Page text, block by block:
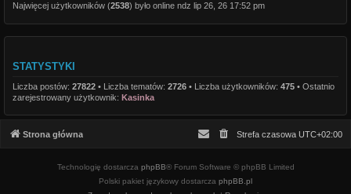
Najwięcej użytkowników (2538) było online ndz lip 26, 26 17:52 pm
STATYSTYKI
Liczba postów: 27822 • Liczba tematów: 2726 • Liczba użytkowników: 475 • Ostatnio
zarejestrowany użytkownik: Kasinka
Strona główna Strefa czasowa UTC+02:00
Technologię dostarcza phpBB® Forum Software © phpBB Limited
Polski pakiet językowy dostarcza phpBB.pl